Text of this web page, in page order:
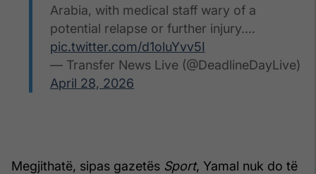
Arabia, with medical staff wary of a
potential relapse or further injury.…
pic.twitter.com/d1oluYvv5I
— Transfer News Live (@DeadlineDayLive)
April 28, 2026
Megjithatë, sipas gazetës Sport, Yamal nuk do të